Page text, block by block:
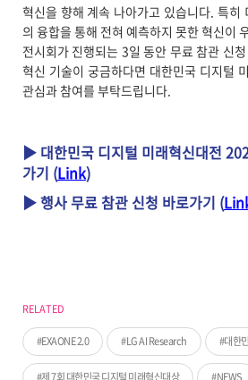
RELATED
EXAONE 2.0 LG AI Research 대한
혁신을 향해 계속 나아가고 있습니다. 특히
의 융합을 통해 전혀 예측하지 못한 혁신이
전시회가 진행되는 3일 동안 무료 참관 신
혁신 기술이 궁금하다면 대한민국 디지털
관심과 참여를 부탁드립니다.
▶ 대한민국 디지털 미래혁신대전
가기 (Link)
▶ 행사 무료 참관 신청 바로가기 (